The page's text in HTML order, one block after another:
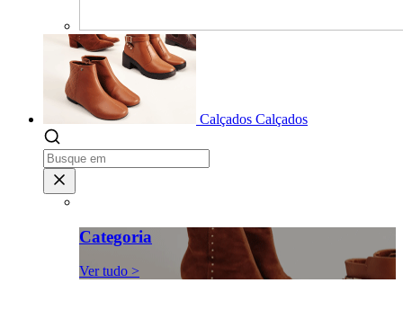
Calçados Calçados
Categoria
Ver tudo >